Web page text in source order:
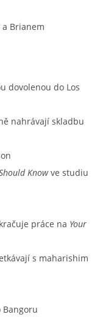
Brianem
dovolenou do Los
nahrávají skladbu
Knowve studiu
práce na Your
s maharishim